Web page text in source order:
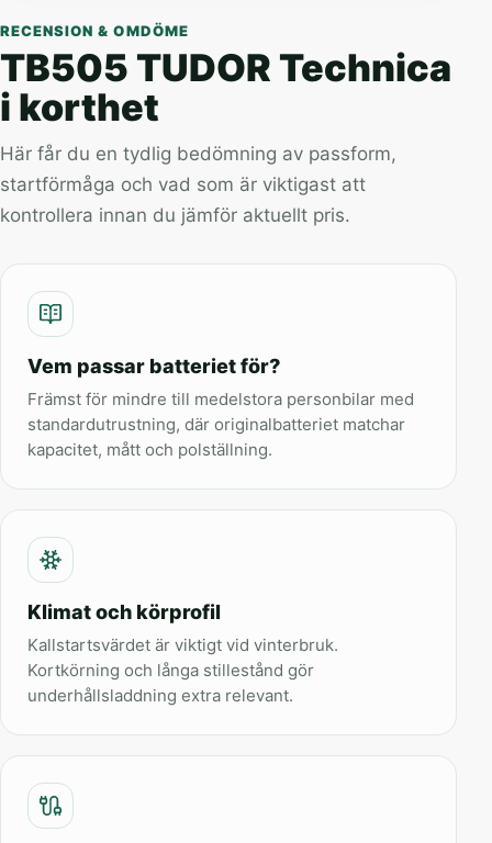
RECENSION & OMDÖME
TB505 TUDOR Technica
i korthet
Här får du en tydlig bedömning av passform,
startförmåga och vad som är viktigast att
kontrollera innan du jämför aktuellt pris.
Vem passar batteriet för?
Främst för mindre till medelstora personbilar med
standardutrustning, där originalbatteriet matchar
kapacitet, mått och polställning.
Klimat och körprofil
Kallstartsvärdet är viktigt vid vinterbruk.
Kortkörning och långa stillestånd gör
underhållsladdning extra relevant.